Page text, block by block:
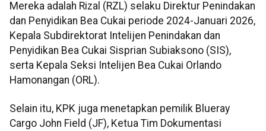
Mereka adalah Rizal (RZL) selaku Direktur Penindakan
dan Penyidikan Bea Cukai periode 2024-Januari 2026,
Kepala Subdirektorat Intelijen Penindakan dan
Penyidikan Bea Cukai Sisprian Subiaksono (SIS),
serta Kepala Seksi Intelijen Bea Cukai Orlando
Hamonangan (ORL).
Selain itu, KPK juga menetapkan pemilik Blueray
Cargo John Field (JF), Ketua Tim Dokumentasi